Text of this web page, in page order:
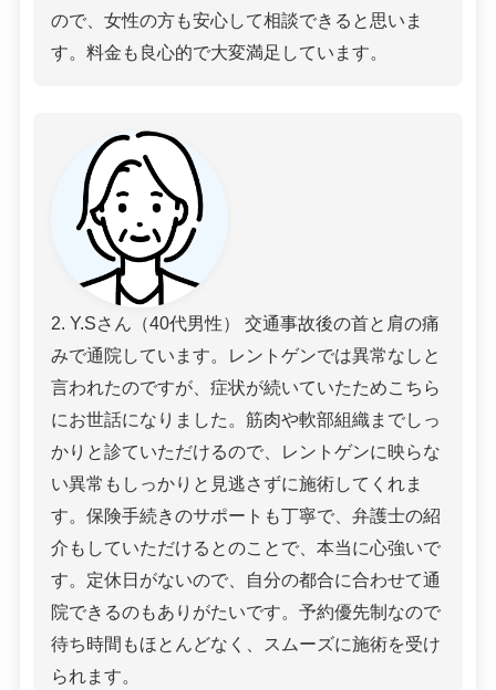
ので、女性の方も安心して相談できると思いま
す。料金も良心的で大変満足しています。
2. Y.Sさん（40代男性） 交通事故後の首と肩の痛
みで通院しています。レントゲンでは異常なしと
言われたのですが、症状が続いていたためこちら
にお世話になりました。筋肉や軟部組織までしっ
かりと診ていただけるので、レントゲンに映らな
い異常もしっかりと見逃さずに施術してくれま
す。保険手続きのサポートも丁寧で、弁護士の紹
介もしていただけるとのことで、本当に心強いで
す。定休日がないので、自分の都合に合わせて通
院できるのもありがたいです。予約優先制なので
待ち時間もほとんどなく、スムーズに施術を受け
られます。